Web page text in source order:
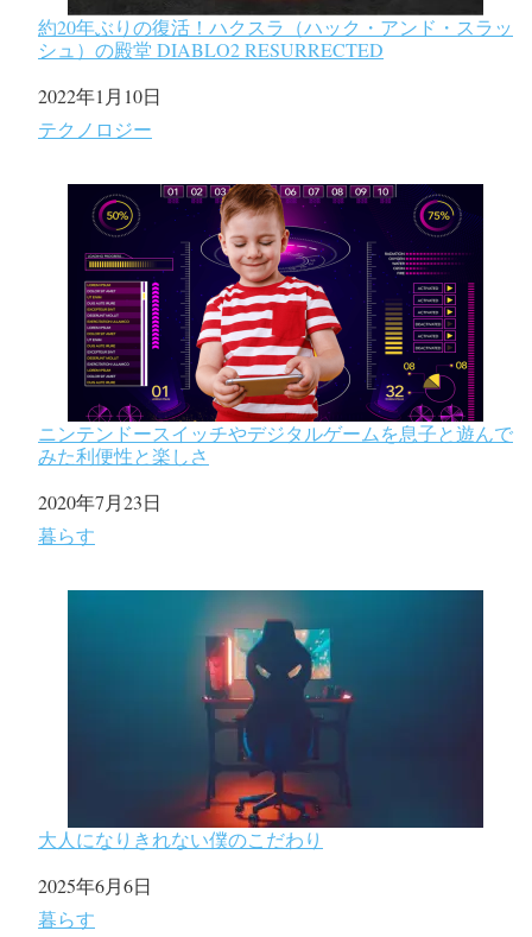
約20年ぶりの復活！ハクスラ（ハック・アンド・スラッ
シュ）の殿堂 DIABLO2 RESURRECTED
日付
2022年1月10日
関連理由
テクノロジー
ニンテンドースイッチやデジタルゲームを息子と遊んで
みた利便性と楽しさ
日付
2020年7月23日
関連理由
暮らす
大人になりきれない僕のこだわり
日付
2025年6月6日
関連理由
暮らす